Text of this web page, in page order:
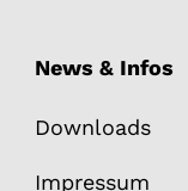
News & Infos
Downloads
Impressum